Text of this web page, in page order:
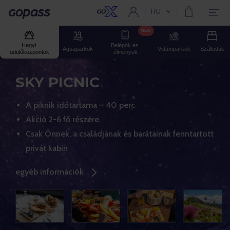
Gopass Aktuális nyelv:
HU
Hegyi
üdülőközpontok
Aquaparkok
Belépők és
élmények
NEW
Vidámparkok Szállodák
SKY PICNIC
A piknik időtartama – 40 perc
Akció 2-6 fő részére
Csak Önnek, a családjának és barátainak fenntartott
privát kabin
egyéb információk